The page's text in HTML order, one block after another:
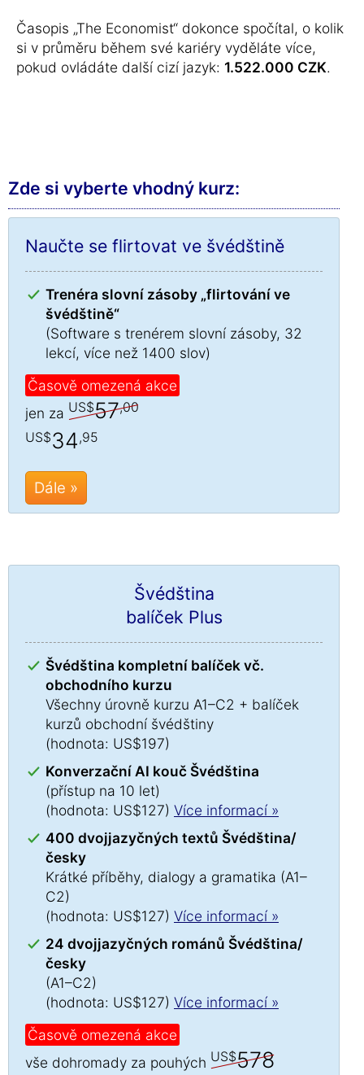
Časopis „The Economist“ dokonce spočítal, o kolik
si v průměru během své kariéry vyděláte více,
pokud ovládáte další cizí jazyk: 1.522.000 CZK.
Zde si vyberte vhodný kurz:
Naučte se flirtovat ve švédštině
Trenéra slovní zásoby „flirtování ve
švédštině“
(Software s trenérem slovní zásoby, 32
lekcí, více než 1400 slov)
Časově omezená akce
jen za US$57,00
US$34 ,95
Dále »
Švédština
balíček Plus
Švédština kompletní balíček vč.
obchodního kurzu
Všechny úrovně kurzu A1–C2 + balíček
kurzů obchodní švédštiny
(hodnota: US$197)
Konverzační AI kouč Švédština
(přístup na 10 let)
(hodnota: US$127) Více informací »
400 dvojjazyčných textů Švédština/
česky
Krátké příběhy, dialogy a gramatika (A1–
C2)
(hodnota: US$127) Více informací »
24 dvojjazyčných románů Švédština/
česky
(A1–C2)
(hodnota: US$127) Více informací »
Časově omezená akce
vše dohromady za pouhých US$578